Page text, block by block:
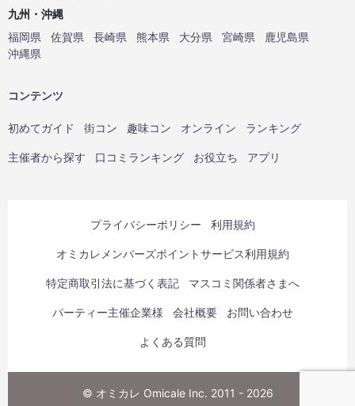
九州・沖縄
福岡県
佐賀県 長崎県 熊本県 大分県 宮崎県
鹿児島県
沖縄県
コンテンツ
初めてガイド 街コン 趣味コン オンライン ランキング
主催者から探す 口コミランキング お役立ち アプリ
プライバシーポリシー 利用規約
オミカレメンバーズポイントサービス利用規約
特定商取引法に基づく表記 マスコミ関係者さまへ
パーティー主催企業様 会社概要 お問い合わせ
よくある質問
© オミカレ Omicale Inc. 2011 - 2026